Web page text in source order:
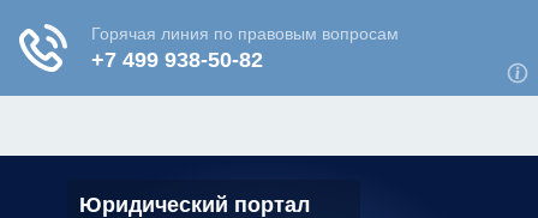
Юридический портал
✆ 7 (800) 350-22-64